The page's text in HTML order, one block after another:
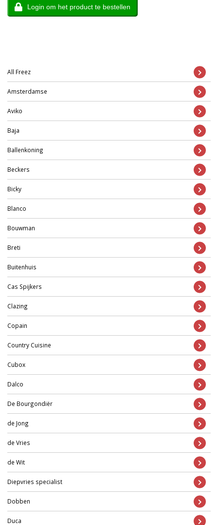
All Freez
Amsterdamse
Aviko
Baja
Ballenkoning
Beckers
Bicky
Blanco
Bouwman
Breti
Buitenhuis
Cas Spijkers
Clazing
Copain
Country Cuisine
Cubox
Dalco
De Bourgondiër
de Jong
de Vries
de Wit
Diepvries specialist
Dobben
Duca
Login om het product te bestellen